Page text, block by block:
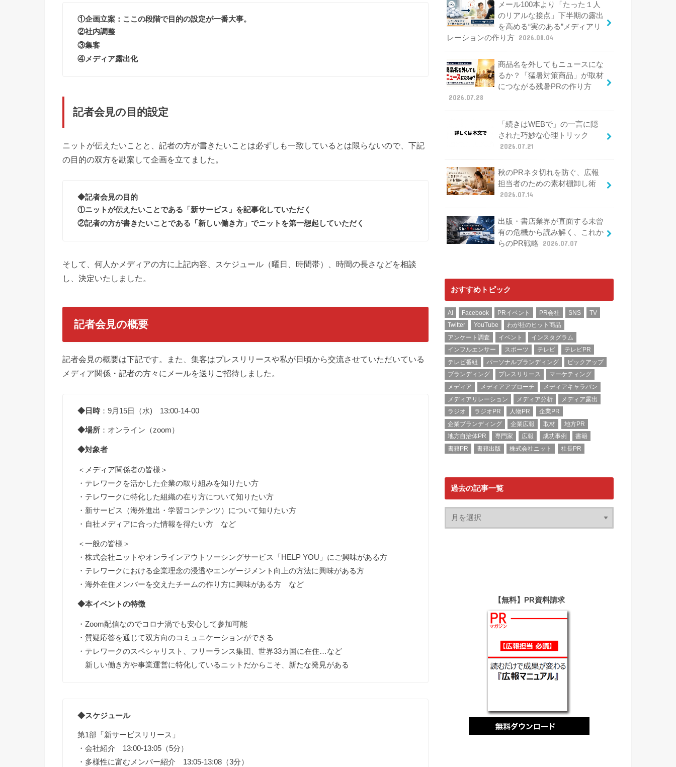
①企画立案：ここの段階で目的の設定が一番大事。
②社内調整
③集客
④メディア露出化
記者会見の目的設定
ニットが伝えたいことと、記者の方が書きたいことは必ずしも一致しているとは限らないので、下記
の目的の双方を勘案して企画を立てました。
◆記者会見の目的
①ニットが伝えたいことである「新サービス」を記事化していただく
②記者の方が書きたいことである「新しい働き方」でニットを第一想起していただく
そして、何人かメディアの方に上記内容、スケジュール（曜日、時間帯）、時間の長さなどを相談
し、決定いたしました。
記者会見の概要
記者会見の概要は下記です。また、集客はプレスリリースや私が日頃から交流させていただいている
メディア関係・記者の方々にメールを送りご招待しました。
◆日時：9月15日（水) 13:00-14-00
◆場所 ：オンライン（zoom）
◆対象者
＜メディア関係者の皆様＞
・テレワークを活かした企業の取り組みを知りたい方
・テレワークに特化した組織の在り方について知りたい方
・新サービス（海外進出・学習コンテンツ）について知りたい方
・自社メディアに合った情報を得たい方 など
＜一般の皆様＞
・株式会社ニットやオンラインアウトソーシングサービス「HELP YOU」にご興味がある方
・テレワークにおける企業理念の浸透やエンゲージメント向上の方法に興味がある方
・海外在住メンバーを交えたチームの作り方に興味がある方 など
◆本イベントの特徴
・Zoom配信なのでコロナ渦でも安心して参加可能
・質疑応答を通じて双方向のコミュニケーションができる
・テレワークのスペシャリスト、フリーランス集団、世界33カ国に在住…など
新しい働き方や事業運営に特化しているニットだからこそ、新たな発見がある
◆スケジュール
第1部「新サービスリリース」
・会社紹介 13:00-13:05（5分）
・多様性に富むメンバー紹介 13:05-13:08（3分）
メール100本より「たった１人
のリアルな接点」下半期の露出
を高める“実のある”メディアリ
レーションの作り方 2026.08.04
商品名を外してもニュースにな
るか？「猛暑対策商品」が取材
につながる残暑PRの作り方
2026.07.28
「続きはWEBで」の一言に隠
された巧妙な心理トリック
2026.07.21
秋のPRネタ切れを防ぐ、広報
担当者のための素材棚卸し術
2026.07.14
出版・書店業界が直面する未曾
有の危機から読み解く、これか
らのPR戦略
2026.07.07
おすすめトピック
AI Facebook PRイベント PR会社 SNS
TV
Twitter
YouTube
わが社のヒット商品
アンケート調査
イベント
インスタグラム
インフルエンサー
スポーツ テレビ
テレビPR
テレビ番組
パーソナルブランディング
ピックアップ
ブランディング
プレスリリース
マーケティング
メディア
メディアアプローチ
メディアキャラバン
メディアリレーション
メディア分析
メディア露出
ラジオ
ラジオPR 人物PR
企業PR
企業ブランディング
企業広報 取材
地方PR
地方自治体PR
専門家 広報 成功事例
書籍
書籍PR
書籍出版 株式会社ニット 社長PR
過去の記事一覧
【無料】PR資料請求